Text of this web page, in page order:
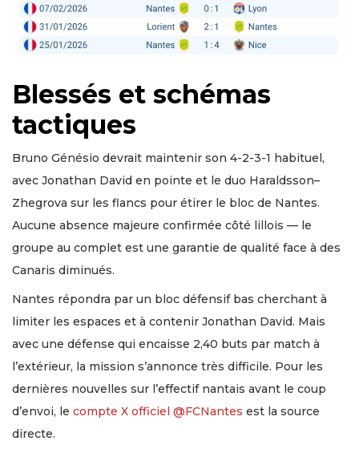
Blessés et schémas
tactiques
Bruno Génésio devrait maintenir son 4-2-3-1 habituel,
avec Jonathan David en pointe et le duo Haraldsson–
Zhegrova sur les flancs pour étirer le bloc de Nantes.
Aucune absence majeure confirmée côté lillois — le
groupe au complet est une garantie de qualité face à des
Canaris diminués.
Nantes répondra par un bloc défensif bas cherchant à
limiter les espaces et à contenir Jonathan David. Mais
avec une défense qui encaisse 2,40 buts par match à
l’extérieur, la mission s’annonce très difficile. Pour les
dernières nouvelles sur l’effectif nantais avant le coup
d’envoi, le compte X officiel @FCNantes est la source
directe.